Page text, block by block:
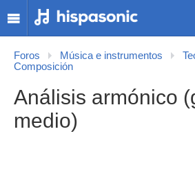
Foros Música e instrumentos
Composición
Análisis armónico
medio)